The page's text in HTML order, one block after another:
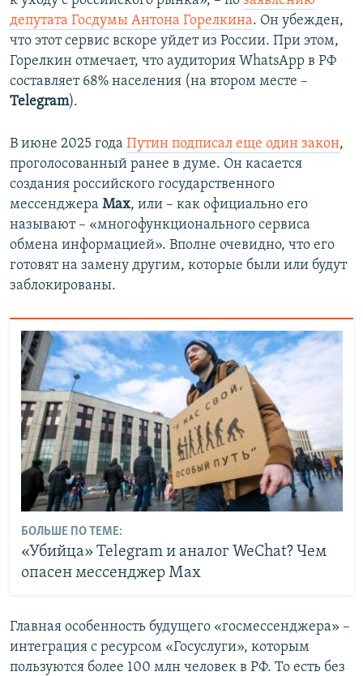
депутата Госдумы Антона Горелкина. Он убежден,
что этот сервис вскоре уйдет из России. При этом,
Горелкин отмечает, что аудитория WhatsApp в РФ
составляет 68% населения (на втором месте –
Telegram).
В июне 2025 года Путин подписал еще один закон,
проголосованный ранее в думе. Он касается
создания российского государственного
мессенджера Max, или – как официально его
называют – «многофункционального сервиса
обмена информацией». Вполне очевидно, что его
готовят на замену другим, которые были или будут
заблокированы.
БОЛЬШЕ ПО ТЕМЕ:
«Убийца» Telegram и аналог WeChat? Чем
опасен мессенджер Max
Главная особенность будущего «госмессенджера» –
интеграция с ресурсом «Госуслуги», которым
пользуются более 100 млн человек в РФ. То есть без